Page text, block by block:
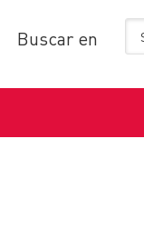
Buscar en